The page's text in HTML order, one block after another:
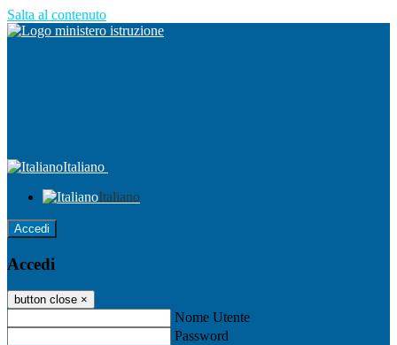
Salta al contenuto
Italiano
Italiano
Accedi
Accedi
button close ×
Nome Utente
Password